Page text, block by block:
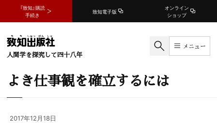
『致知』購読
手続き
致知電子版
オンライン
ショップ
人間学を探究して四十八年
メニュー
よき仕事観を確立するには
2017年12月18日